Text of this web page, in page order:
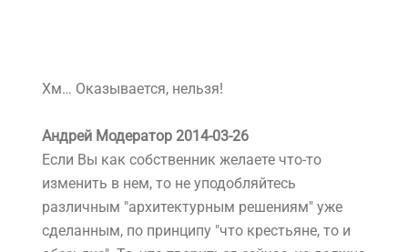
Хм… Оказывается, нельзя!
Андрей Модератор 2014-03-26
Если Вы как собственник желаете что-то
изменить в нем, то не уподобляйтесь
различным "архитектурным решениям" уже
сделанным, по принципу "что крестьяне, то и